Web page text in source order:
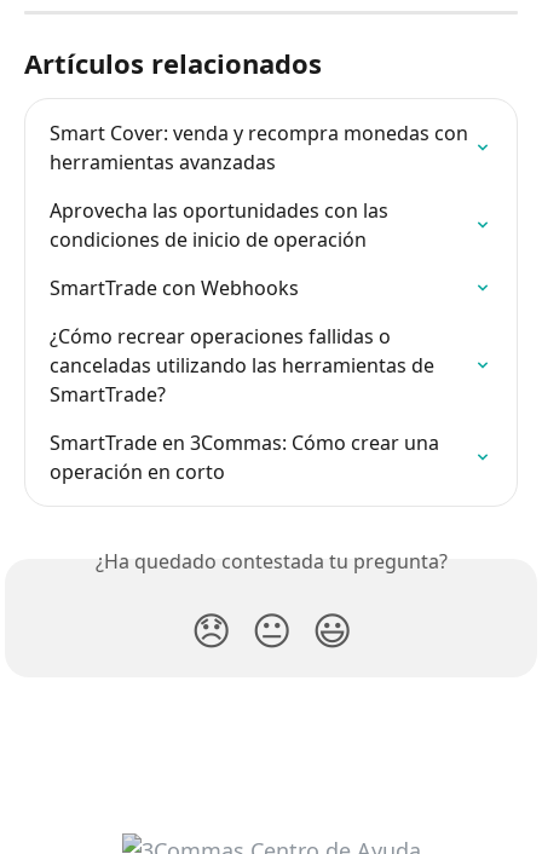
Artículos relacionados
Smart Cover: venda y recompra monedas con
herramientas avanzadas
Aprovecha las oportunidades con las
condiciones de inicio de operación
SmartTrade con Webhooks
¿Cómo recrear operaciones fallidas o
canceladas utilizando las herramientas de
SmartTrade?
SmartTrade en 3Commas: Cómo crear una
operación en corto
¿Ha quedado contestada tu pregunta?
😞 😐 😃